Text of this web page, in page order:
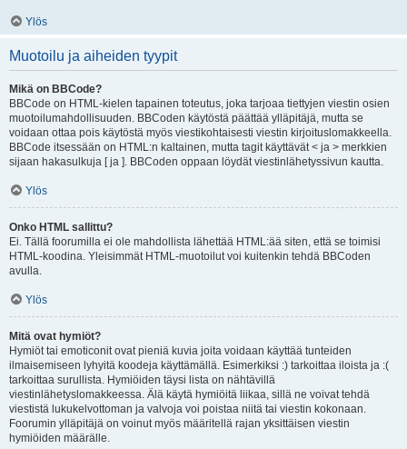
Ylös
Muotoilu ja aiheiden tyypit
Mikä on BBCode?
BBCode on HTML-kielen tapainen toteutus, joka tarjoaa tiettyjen viestin osien
muotoilumahdollisuuden. BBCoden käytöstä päättää ylläpitäjä, mutta se
voidaan ottaa pois käytöstä myös viestikohtaisesti viestin kirjoituslomakkeella.
BBCode itsessään on HTML:n kaltainen, mutta tagit käyttävät < ja > merkkien
sijaan hakasulkuja [ ja ]. BBCoden oppaan löydät viestinlähetyssivun kautta.
Ylös
Onko HTML sallittu?
Ei. Tällä foorumilla ei ole mahdollista lähettää HTML:ää siten, että se toimisi
HTML-koodina. Yleisimmät HTML-muotoilut voi kuitenkin tehdä BBCoden
avulla.
Ylös
Mitä ovat hymiöt?
Hymiöt tai emoticonit ovat pieniä kuvia joita voidaan käyttää tunteiden
ilmaisemiseen lyhyitä koodeja käyttämällä. Esimerkiksi :) tarkoittaa iloista ja :(
tarkoittaa surullista. Hymiöiden täysi lista on nähtävillä
viestinlähetyslomakkeessa. Älä käytä hymiöitä liikaa, sillä ne voivat tehdä
viestistä lukukelvottoman ja valvoja voi poistaa niitä tai viestin kokonaan.
Foorumin ylläpitäjä on voinut myös määritellä rajan yksittäisen viestin
hymiöiden määrälle.